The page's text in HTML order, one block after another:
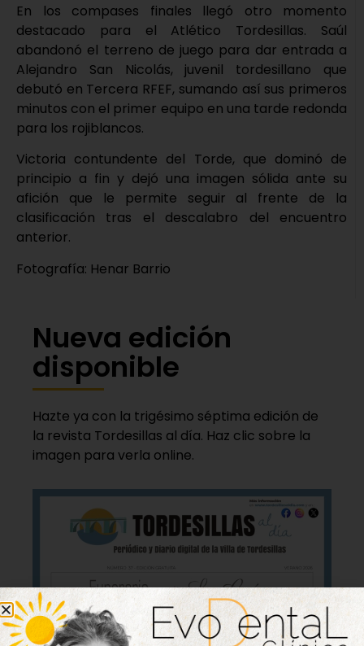
En los compases finales llegó otro momento
destacado para el Atlético Tordesillas. Saúl
abandonó el terreno de juego para dar entrada a
Alejandro San Nicolás, juvenil tordesillano que
debutó en Tercera RFEF, sumando así sus primeros
minutos con el primer equipo en una tarde redonda
para los rojiblancos.
Victoria contundente del Torde, que dominó de
principio a fin y dejó una imagen sólida ante su
afición que le permite seguir al frente de la
clasificación tras el descalabro del encuentro
anterior.
Fotografía: Henar Barrio
Nueva edición
disponible
Hazte ya con la trigésimo séptima edición de
la revista Tordesillas al día. Haz clic sobre la
imagen para verla online.